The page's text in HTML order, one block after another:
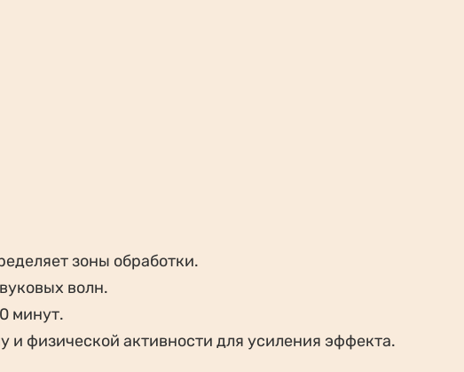
зоны обработки.
волн.
минут.
физической активности для усиления эффекта.